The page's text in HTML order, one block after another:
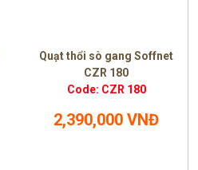
Quạt thổi sò gang Soffnet
CZR 180
Code: CZR 180
2,390,000 VNĐ